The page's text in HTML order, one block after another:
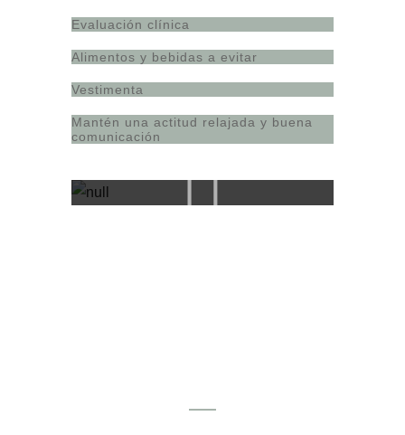
Evaluación clínica
Alimentos y bebidas a evitar
Vestimenta
Mantén una actitud relajada y buena
comunicación